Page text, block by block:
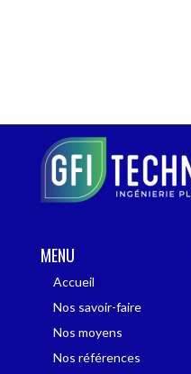
MENU
Accueil
Nos savoir-faire
Nos moyens
Nos références